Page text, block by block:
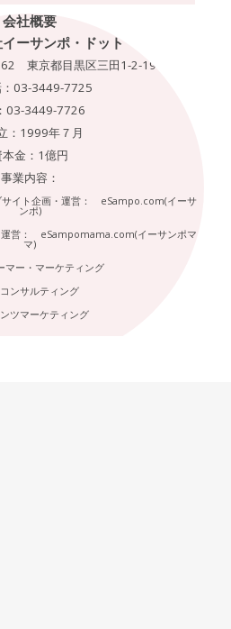
会社概要
ーサンポ・ドット・コム
東京都目黒区三田1-2-19
03-3449-7725
03-3449-7726
1999年７月
本金：1億円
事業内容：
サイト企画・運営： eSampo.com(イーサ
ンポ)
運営： eSampomama.com(イーサンポマ
マ)
マー・マーケティング
ンサルティング
ツマーケティング